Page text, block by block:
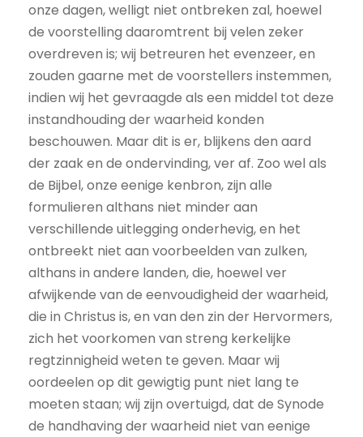
onze dagen, welligt niet ontbreken zal, hoewel
de voorstelling daaromtrent bij velen zeker
overdreven is; wij betreuren het evenzeer, en
zouden gaarne met de voorstellers instemmen,
indien wij het gevraagde als een middel tot deze
instandhouding der waarheid konden
beschouwen. Maar dit is er, blijkens den aard
der zaak en de ondervinding, ver af. Zoo wel als
de Bijbel, onze eenige kenbron, zijn alle
formulieren althans niet minder aan
verschillende uitlegging onderhevig, en het
ontbreekt niet aan voorbeelden van zulken,
althans in andere landen, die, hoewel ver
afwijkende van de eenvoudigheid der waarheid,
die in Christus is, en van den zin der Hervormers,
zich het voorkomen van streng kerkelijke
regtzinnigheid weten te geven. Maar wij
oordeelen op dit gewigtig punt niet lang te
moeten staan; wij zijn overtuigd, dat de Synode
de handhaving der waarheid niet van eenige